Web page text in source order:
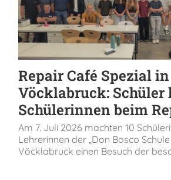
Repair Café Spezial in
Vöcklabruck: Schüler
Schülerinnen beim
Am 7. Juli 2026 machten 10
Lehrerinnen der „Don Bosco Schule
Vöcklabruck einen Besuch der